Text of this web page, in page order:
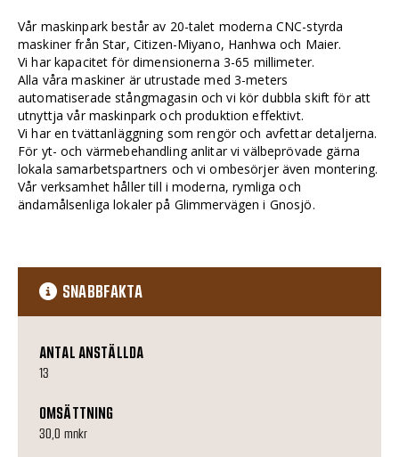
Vår maskinpark består av 20-talet moderna CNC-styrda
maskiner från Star, Citizen-Miyano, Hanhwa och Maier.
Vi har kapacitet för dimensionerna 3-65 millimeter.
Alla våra maskiner är utrustade med 3-meters
automatiserade stångmagasin och vi kör dubbla skift för att
utnyttja vår maskinpark och produktion effektivt.
Vi har en tvättanläggning som rengör och avfettar detaljerna.
För yt- och värmebehandling anlitar vi välbeprövade gärna
lokala samarbetspartners och vi ombesörjer även montering.
Vår verksamhet håller till i moderna, rymliga och
ändamålsenliga lokaler på Glimmervägen i Gnosjö.
SNABBFAKTA
ANTAL ANSTÄLLDA
13
OMSÄTTNING
30,0 mnkr